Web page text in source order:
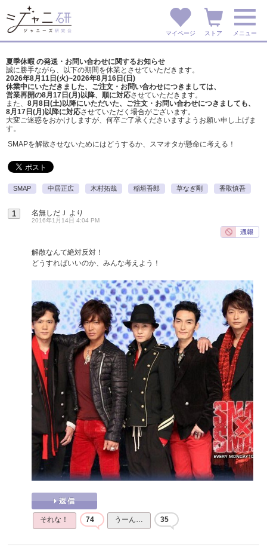
マイページ ストア メニュー
夏季休暇 の発送・お問い合わせに関するお知らせ
誠に勝手ながら、以下の期間を休業とさせていただきます。
2026年8月11日(火)~2026年8月16日(日)
休業中にいただきました、ご注文・お問い合わせにつきましては、
営業再開の8月17日(月)以降、順に対応させていただきます。
また、 8月8日(土)以降にいただいた、ご注文・ お問い合わせにつきましても、
8月17日(月)以降に対応させていただく場合がございます。
大変ご迷惑をおかけしますが、 何卒ご了承くださいますようお願い申し上げま
す。
SMAPを解散させないためにはどうするか、スマオタが懸命に考える！
SMAP 中居正広 木村拓哉 稲垣吾郎 草なぎ剛 香取慎吾
1 名無しだＪ より
2016年1月14日 4:04 PM
解散なんて絶対反対！
どうすればいいのか、みんな考えよう！
それな！ 74 うーん… 35